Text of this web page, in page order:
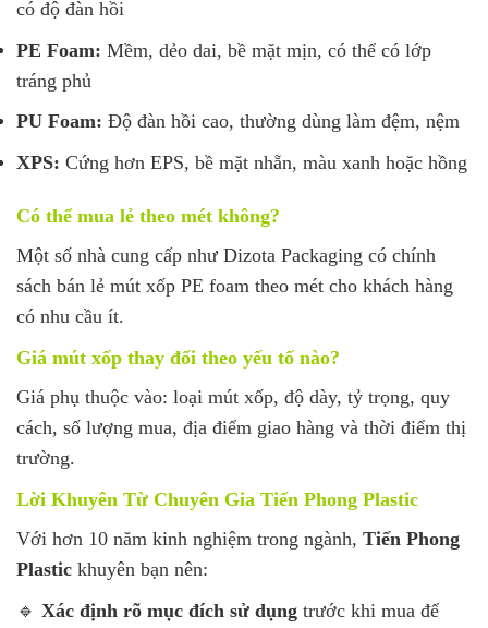
có độ đàn hồi
PE Foam: Mềm, dẻo dai, bề mặt mịn, có thể có lớp
tráng phủ
PU Foam: Độ đàn hồi cao, thường dùng làm đệm, nệm
XPS: Cứng hơn EPS, bề mặt nhẵn, màu xanh hoặc hồng
Có thể mua lẻ theo mét không?
Một số nhà cung cấp như Dizota Packaging có chính
sách bán lẻ mút xốp PE foam theo mét cho khách hàng
có nhu cầu ít.
Giá mút xốp thay đổi theo yếu tố nào?
Giá phụ thuộc vào: loại mút xốp, độ dày, tỷ trọng, quy
cách, số lượng mua, địa điểm giao hàng và thời điểm thị
trường.
Lời Khuyên Từ Chuyên Gia Tiến Phong Plastic
Với hơn 10 năm kinh nghiệm trong ngành, Tiến Phong
Plastic khuyên bạn nên:
🔹 Xác định rõ mục đích sử dụng trước khi mua để